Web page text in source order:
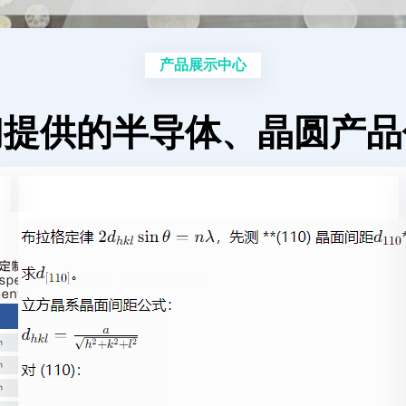
产品展示中心
供的半导体、晶圆产